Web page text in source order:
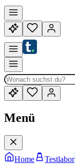
Menü
Home Testlabor